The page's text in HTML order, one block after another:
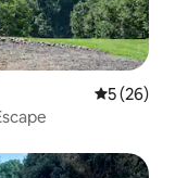
5 (26)